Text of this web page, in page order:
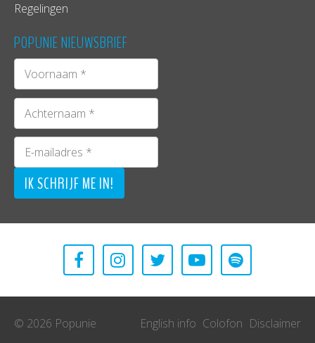
Regelingen
POPUNIE NIEUWSBRIEF
© 2026 Popunie English info Colofon Disclaimer